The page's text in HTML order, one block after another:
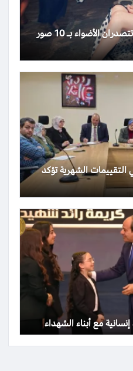
ياسمين عبد العزيز ومي عمر تتصدران الأضواء بـ 10 صور
التقييمات الشهرية تؤكد
مع أبناء الشهداء